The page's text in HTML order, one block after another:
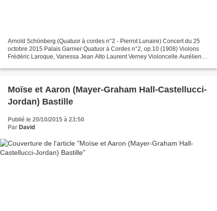
Arnold Schönberg (Quatuor à cordes n°2 - Pierrot Lunaire) Concert du 25
octobre 2015 Palais Garnier Quatuor à Cordes n°2, op.10 (1908) Violons
Frédéric Laroque, Vanessa Jean Alto Laurent Verney Violoncelle Aurélien
Moïse et Aaron (Mayer-Graham Hall-Castellucci-
Jordan) Bastille
Publié le 20/10/2015 à 23:50
Par David